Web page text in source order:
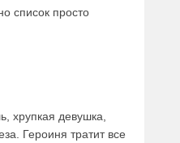
список просто
хрупкая девушка,
Героиня тратит все